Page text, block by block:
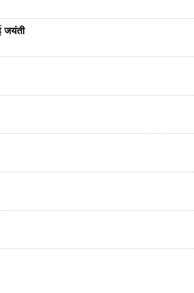
जयंती